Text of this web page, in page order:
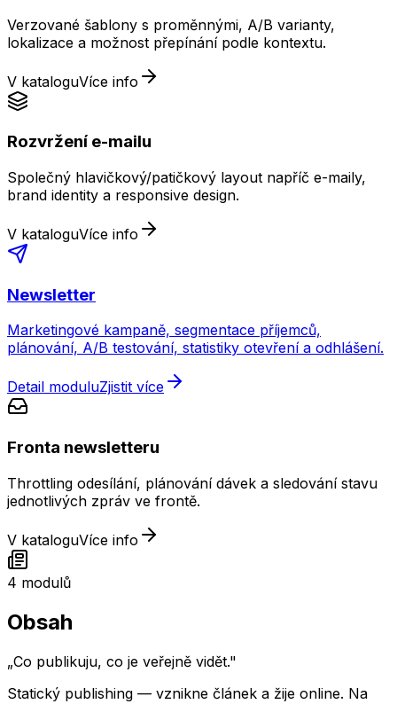
Verzované šablony s proměnnými, A/B varianty,
lokalizace a možnost přepínání podle kontextu.
V kataloguVíce info
Rozvržení e-mailu
Společný hlavičkový/patičkový layout napříč e-maily,
brand identity a responsive design.
V kataloguVíce info
Newsletter
Marketingové kampaně, segmentace příjemců,
plánování, A/B testování, statistiky otevření a odhlášení.
Detail moduluZjistit více
Fronta newsletteru
Throttling odesílání, plánování dávek a sledování stavu
jednotlivých zpráv ve frontě.
V kataloguVíce info
4 modulů
Obsah
„Co publikuju, co je veřejně vidět."
Statický publishing — vznikne článek a žije online. Na